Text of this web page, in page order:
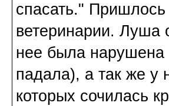
спасать."
ветеринарии. Луша
нее была нарушена
падала), а так же у
которых сочилась